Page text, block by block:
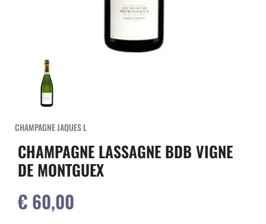
CHAMPAGNE JAQUES L
CHAMPAGNE LASSAGNE BDB VIGNE
DE MONTGUEX
€ 60,00